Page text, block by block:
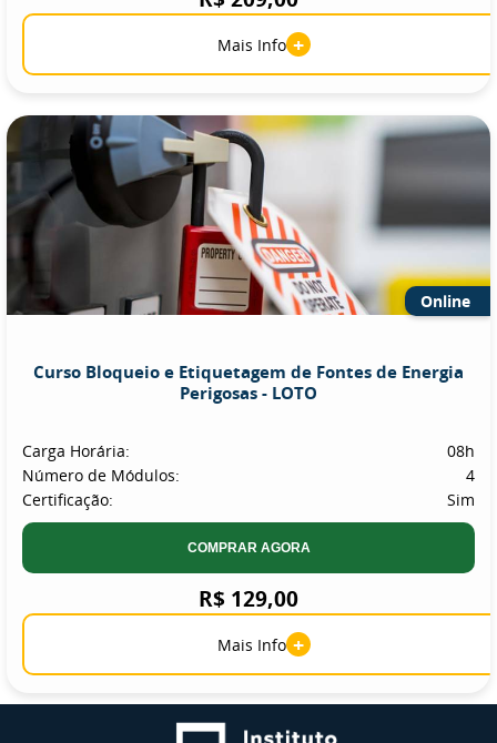
Mais Info +
Online
Curso Bloqueio e Etiquetagem de Fontes de Energia
Perigosas - LOTO
Carga Horária:
08h
Número de Módulos:
4
Certificação:
Sim
COMPRAR AGORA
R$ 129,00
Mais Info +